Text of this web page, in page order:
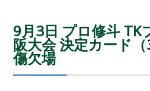
9月3日 プロ修斗 TK
阪大会 決定カード
傷欠場